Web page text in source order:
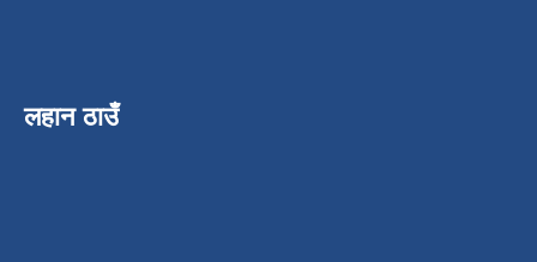
लहान ठाउँ